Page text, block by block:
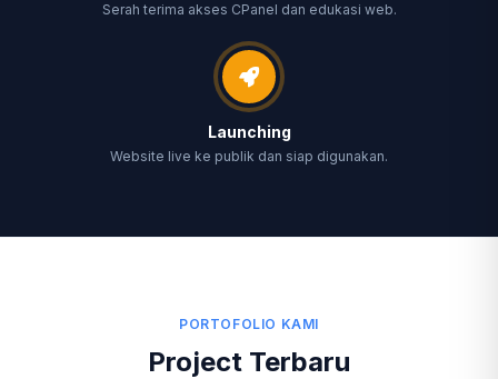
Serah terima akses CPanel dan edukasi web.
Launching
Website live ke publik dan siap digunakan.
PORTOFOLIO KAMI
Project Terbaru